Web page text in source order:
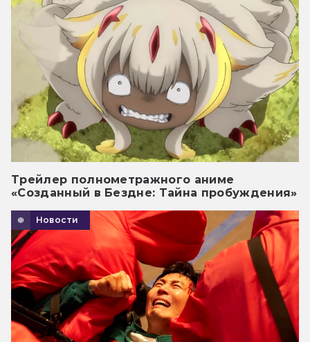
Трейлер полнометражного аниме
«Созданный в Бездне: Тайна пробуждения»
Новости